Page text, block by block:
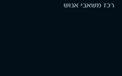
רכז משאבי אנוש